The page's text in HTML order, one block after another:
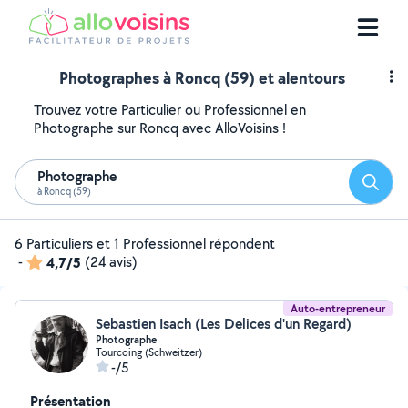
Photographes à Roncq (59) et alentours
Trouvez votre Particulier ou Professionnel en
Photographe sur Roncq avec AlloVoisins !
Photographe
à Roncq (59)
6 Particuliers et 1 Professionnel répondent
-
4,7/5 (24 avis)
Auto-entrepreneur
Sebastien Isach (Les Delices d'un Regard)
Photographe
Tourcoing (Schweitzer)
-/5
Présentation